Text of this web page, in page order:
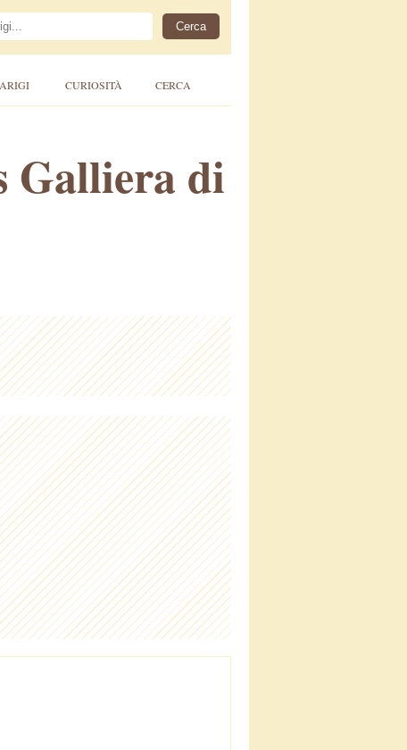
CURIOSITÀ CERCA
Galliera di